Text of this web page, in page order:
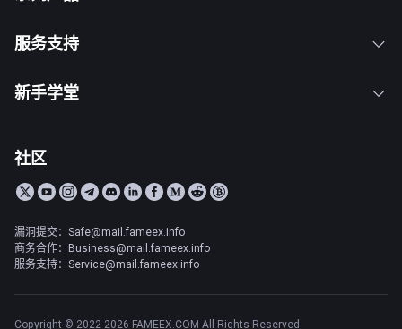
服务支持
新手学堂
社区
漏洞提交：Safe@mail.fameex.info
商务合作：Business@mail.fameex.info
服务支持：Service@mail.fameex.info
Copyright © 2022-2026 FAMEEX.COM All Rights Reserved